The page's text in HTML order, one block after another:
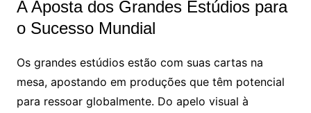
A Aposta dos Grandes Estúdios para
o Sucesso Mundial
Os grandes estúdios estão com suas cartas na
mesa, apostando em produções que têm potencial
para ressoar globalmente. Do apelo visual à